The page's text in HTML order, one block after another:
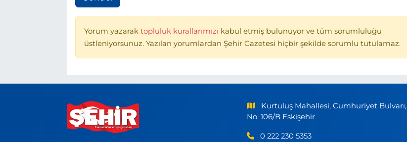
Yorum yazarak topluluk kurallarımızı kabul etmiş bulunuyor ve tüm sorumluluğu
üstleniyorsunuz. Yazılan yorumlardan Şehir Gazetesi hiçbir şekilde sorumlu tutulamaz.
Kurtuluş Mahallesi, Cumhuriyet Bulvarı,
No: 106/B Eskişehir
0 222 230 5353